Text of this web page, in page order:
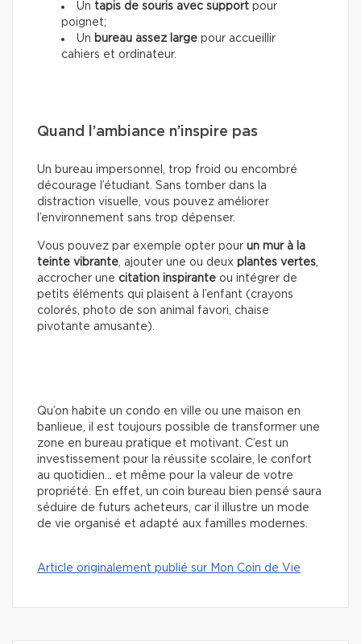
Un tapis de souris avec support pour
poignet;
Un bureau assez large pour accueillir
cahiers et ordinateur.
Quand l’ambiance n’inspire pas
Un bureau impersonnel, trop froid ou encombré
décourage l’étudiant. Sans tomber dans la
distraction visuelle, vous pouvez améliorer
l’environnement sans trop dépenser.
Vous pouvez par exemple opter pour un mur à la
teinte vibrante, ajouter une ou deux plantes vertes,
accrocher une citation inspirante ou intégrer de
petits éléments qui plaisent à l’enfant (crayons
colorés, photo de son animal favori, chaise
pivotante amusante).
Qu’on habite un condo en ville ou une maison en
banlieue, il est toujours possible de transformer une
zone en bureau pratique et motivant. C’est un
investissement pour la réussite scolaire, le confort
au quotidien… et même pour la valeur de votre
propriété. En effet, un coin bureau bien pensé saura
séduire de futurs acheteurs, car il illustre un mode
de vie organisé et adapté aux familles modernes.
Article originalement publié sur Mon Coin de Vie